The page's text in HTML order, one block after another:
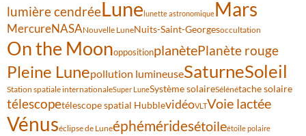
lumière cendréeLunelunette astronomiqueMars
MercureNASANouvelle LuneNuits-Saint-Georgesoccultation
On the MoonoppositionplanètePlanète rouge
Pleine Lunepollution lumineuseSaturneSoleil
Station spatiale internationaleSuper LuneSystème solaireSélénétache solaire
télescopetélescope spatial HubblevidéoVLTVoie lactée
Vénuséclipse de Luneéphéméridesétoileétoile polaire